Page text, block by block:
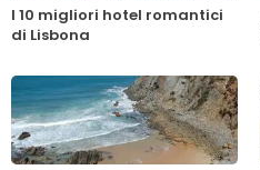
I 10 migliori hotel romantici
di Lisbona